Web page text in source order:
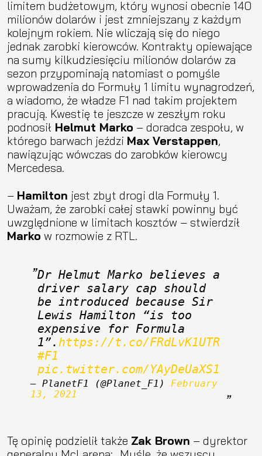
limitem budżetowym, który wynosi obecnie 140
milionów dolarów i jest zmniejszany z każdym
kolejnym rokiem. Nie wliczają się do niego
jednak zarobki kierowców. Kontrakty opiewające
na sumy kilkudziesięciu milionów dolarów za
sezon przypominają natomiast o pomyśle
wprowadzenia do Formuły 1 limitu wynagrodzeń,
a wiadomo, że władze F1 nad takim projektem
pracują. Kwestię te jeszcze w zeszłym roku
podnosił Helmut Marko – doradca zespołu, w
którego barwach jeździ Max Verstappen,
nawiązując wówczas do zarobków kierowcy
Mercedesa.
– Hamilton jest zbyt drogi dla Formuły 1.
Uważam, że zarobki całej stawki powinny być
uwzględnione w limitach kosztów – stwierdził
Marko w rozmowie z RTL.
Dr Helmut Marko believes a
driver salary cap should
be introduced because Sir
Lewis Hamilton “is too
expensive for Formula
1”. https://t.co/FRdLvK1UTR
#F1
pic.twitter.com/YAyDeUaXS1
— PlanetF1 (@Planet_F1) February
13, 2021
Tę opinię podzielił także Zak Brown – dyrektor